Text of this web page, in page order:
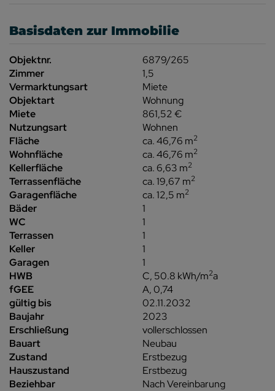
Basisdaten zur Immobilie
Objektnr.
6879/265
Zimmer
1,5
Vermarktungsart
Miete
Objektart
Wohnung
Miete
861,52 €
Nutzungsart
Wohnen
Fläche
ca. 46,76 m2
Wohnfläche ca. 46,76 m2
Kellerfläche ca. 6,63 m2
Terrassenfläche ca. 19,67 m2
Garagenfläche ca. 12,5 m2
Bäder
1
WC
1
Terrassen
1
Keller
1
Garagen
1
HWB
C, 50.8 kWh/m2a
fGEE
A, 0,74
gültig bis
02.11.2032
Baujahr
2023
Erschließung
vollerschlossen
Bauart
Neubau
Zustand
Erstbezug
Hauszustand
Erstbezug
Beziehbar
Nach Vereinbarung